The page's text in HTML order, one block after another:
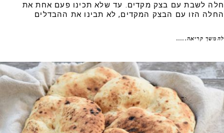
לשבת עם בצק מקדים. עד שלא תכינו פעם אחת את
הזו עם הבצק המקדים, לא תבינו את ההבדלים
קריאה.....